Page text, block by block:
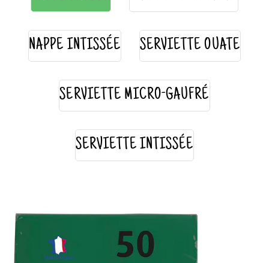
NAPPE INTISSÉE SERVIETTE OUATE
SERVIETTE MICRO-GAUFRÉ
SERVIETTE INTISSÉE